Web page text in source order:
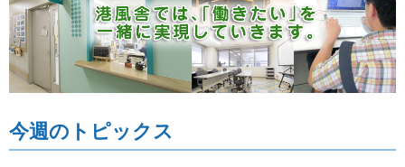
今週のトピックス